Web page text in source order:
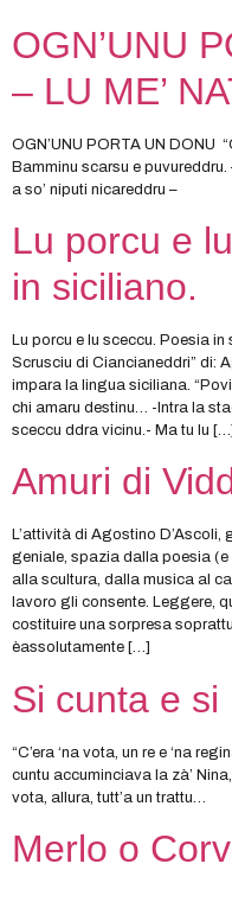
OGN’UNU
– LU ME’
OGN’UNU PORTA UN DONU
Bamminu scarsu e
a so’ niputi nicareddru –
Lu porcu e
in siciliano.
Lu porcu e lu sceccu. Poesia
Scrusciu di Ciancianeddri” di:
impara la lingua siciliana.
chi amaru destinu… -Intra la
sceccu ddra vicinu.- Ma tu lu […]
Amuri di
L’attività di Agostino D’Ascoli,
geniale, spazia dalla poesia
alla scultura, dalla musica al
lavoro gli consente. Leggere,
costituire una sorpresa
èassolutamente […]
Si cunta e si
“C’era ‘na vota, un re e ‘na
cuntu accuminciava la zà’
vota, allura, tutt’a un trattu…
Merlo o
MERLO O